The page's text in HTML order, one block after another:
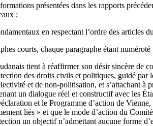
présentées dans les rapports
;
en respectant l’ordre des articles
courts, chaque paragraphe étant
tient à réaffirmer son désir sincère de
des droits civils et politiques, guidé par
et de non-politisation, et s’attachant à
un dialogue réel et constructif avec les
et le Programme d’action de
liés » et que le mode d’action du
un objectif n’admettant aucune forme